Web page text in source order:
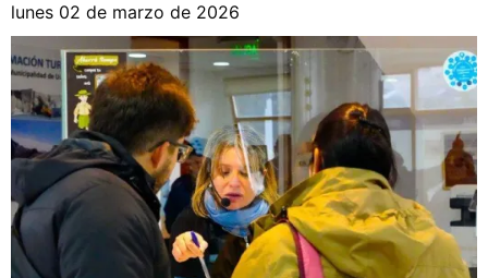
lunes 02 de marzo de 2026